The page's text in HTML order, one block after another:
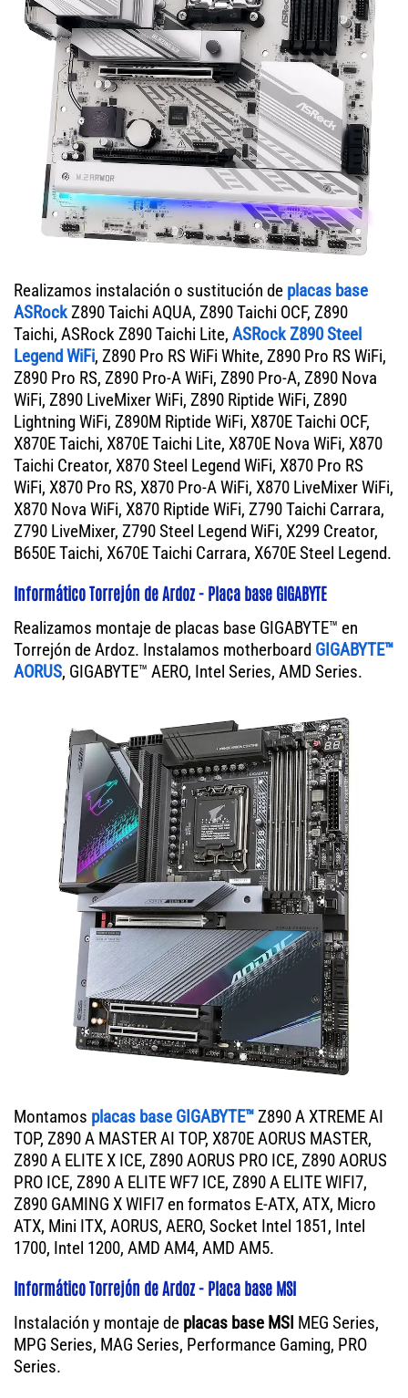
Realizamos instalación o sustitución de placas base
ASRockZ890 Taichi AQUA, Z890 Taichi OCF, Z890
Taichi, ASRock Z890 Taichi Lite, ASRock Z890 Steel
Legend WiFi, Z890 Pro RS WiFi White, Z890 Pro RS WiFi,
Z890 Pro RS, Z890 Pro-A WiFi, Z890 Pro-A, Z890 Nova
WiFi, Z890 LiveMixer WiFi, Z890 Riptide WiFi, Z890
Lightning WiFi, Z890M Riptide WiFi, X870E Taichi OCF,
X870E Taichi, X870E Taichi Lite, X870E Nova WiFi, X870
Taichi Creator, X870 Steel Legend WiFi, X870 Pro RS
WiFi, X870 Pro RS, X870 Pro-A WiFi, X870 LiveMixer WiFi,
X870 Nova WiFi, X870 Riptide WiFi, Z790 Taichi Carrara,
Z790 LiveMixer, Z790 Steel Legend WiFi, X299 Creator,
B650E Taichi, X670E Taichi Carrara, X670E Steel Legend.
Informático Torrejón de Ardoz - Placa base GIGABYTE
Realizamos montaje de placas base GIGABYTE™ en
Torrejón de Ardoz. Instalamos motherboard GIGABYTE™
AORUS, GIGABYTE™ AERO, Intel Series, AMD Series.
Montamos placas base GIGABYTE™Z890 A XTREME AI
TOP, Z890 A MASTER AI TOP, X870E AORUS MASTER,
Z890 A ELITE X ICE, Z890 AORUS PRO ICE, Z890 AORUS
PRO ICE, Z890 A ELITE WF7 ICE, Z890 A ELITE WIFI7,
Z890 GAMING X WIFI7 en formatos E-ATX, ATX, Micro
ATX, Mini ITX, AORUS, AERO, Socket Intel 1851, Intel
1700, Intel 1200, AMD AM4, AMD AM5.
Informático Torrejón de Ardoz - Placa base MSI
Instalación y montaje de placas base MSI MEG Series,
MPG Series, MAG Series, Performance Gaming, PRO
Series.